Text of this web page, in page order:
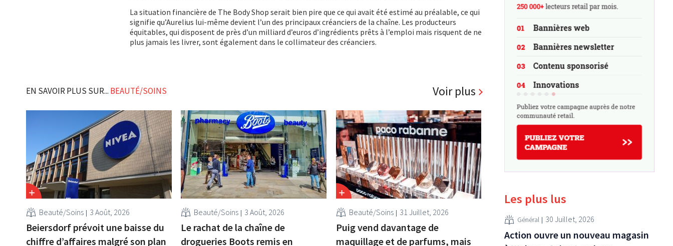
La situation financière de The Body Shop serait bien pire que ce qui avait été estimé au préalable, ce qui
signifie qu’Aurelius lui-même devient l’un des principaux créanciers de la chaîne. Les producteurs
équitables, qui disposent de près d’un milliard d’euros d’ingrédients prêts à l’emploi mais risquent de ne
plus jamais les livrer, sont également dans le collimateur des créanciers.
EN SAVOIR PLUS SUR... BEAUTÉ/SOINS Voir plus
Beauté/Soins 3 Août, 2026
Beiersdorf prévoit une baisse du
chiffre d’affaires malgré son plan
Beauté/Soins 3 Août, 2026
Le rachat de la chaîne de
drogueries Boots remis en
Beauté/Soins 31 Juillet, 2026
Puig vend davantage de
maquillage et de parfums, mais
Les plus lus
Général 30 Juillet, 2026
Action ouvre un nouveau magasin